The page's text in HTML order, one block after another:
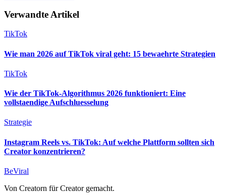
Verwandte Artikel
TikTok
Wie man 2026 auf TikTok viral geht: 15 bewaehrte Strategien
TikTok
Wie der TikTok-Algorithmus 2026 funktioniert: Eine
vollstaendige Aufschluesselung
Strategie
Instagram Reels vs. TikTok: Auf welche Plattform sollten sich
Creator konzentrieren?
BeViral
Von Creatorn für Creator gemacht.